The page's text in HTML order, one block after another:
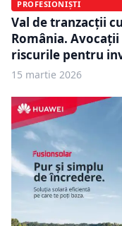
PROFESIONIȘTI
Val de tranzacții
România.
riscurile pentru
15 martie 2026